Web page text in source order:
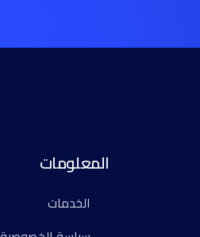
المعلومات
الخدمات